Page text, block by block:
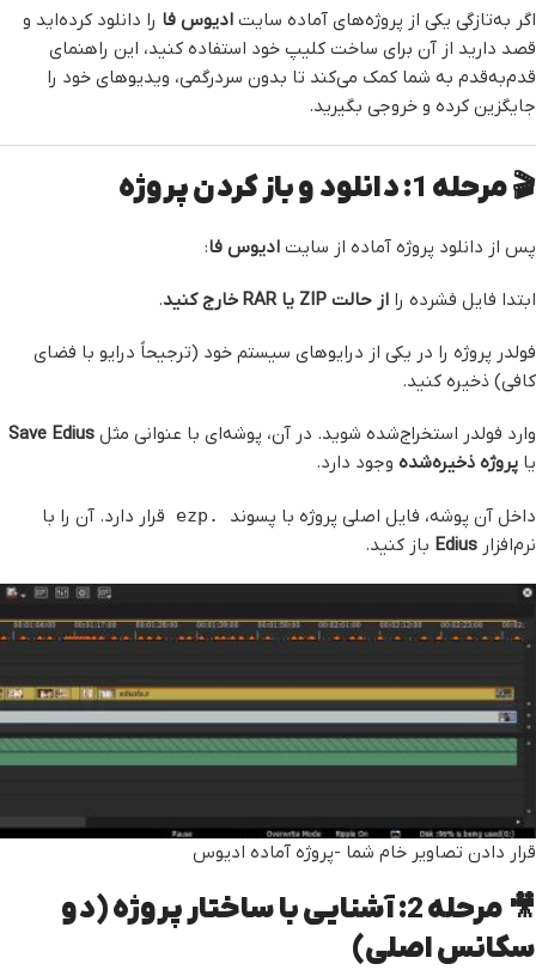
اگر به‌تازگی یکی از پروژه‌های آماده سایت ادیوس فا را دانلود کرده‌اید و
قصد دارید از آن برای ساخت کلیپ خود استفاده کنید، این راهنمای
قدم‌به‌قدم به شما کمک می‌کند تا بدون سردرگمی، ویدیوهای خود را
جایگزین کرده و خروجی بگیرید.
🎬 مرحله 1: دانلود و باز کردن پروژه
پس از دانلود پروژه آماده از سایت ادیوس فا:
ابتدا فایل فشرده را از حالت ZIP یا RAR خارج کنید .
فولدر پروژه را در یکی از درایوهای سیستم خود (ترجیحاً درایو با فضای
کافی) ذخیره کنید.
وارد فولدر استخراج‌شده شوید. در آن، پوشه‌ای با عنوانی مثل Save Edius
یا پروژه ذخیره‌شده وجود دارد.
داخل آن پوشه، فایل اصلی پروژه با پسوند .ezp
قرار دارد. آن را با
نرم‌افزار Edius باز کنید.
قرار دادن تصاویر خام شما -پروژه آماده ادیوس
🎥 مرحله 2: آشنایی با ساختار پروژه (دو
سکانس اصلی)